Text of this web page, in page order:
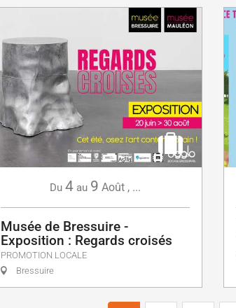
Du 4 au 9 Août , ...
Musée de Bressuire -
Exposition : Regards croisés
PROMOTION LOCALE
Bressuire